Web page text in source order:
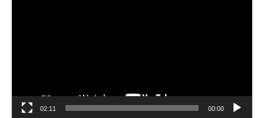
00:00
02:11